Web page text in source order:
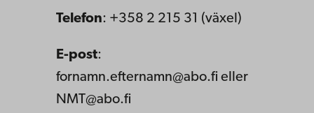
Telefon: +358 2 215 31 (växel)
E-post:
fornamn.efternamn@abo.fi eller
NMT@abo.fi